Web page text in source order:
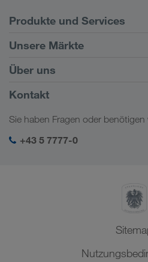
Produkte und Services
Straßentransporte
Kundenportal CONNECT
Digitale Lösungen
Unsere Märkte
Europa
Kaukasus
Zentralasien
Naher Osten
Über uns
Firmeninformation
Soziale Verantwortung
SHEQ-Management
Kontakt
Sie haben Fragen oder
+43 5 7777-0